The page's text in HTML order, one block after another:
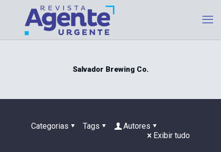
Salvador Brewing Co.
Categorias Tags
Autores
Exibir tudo